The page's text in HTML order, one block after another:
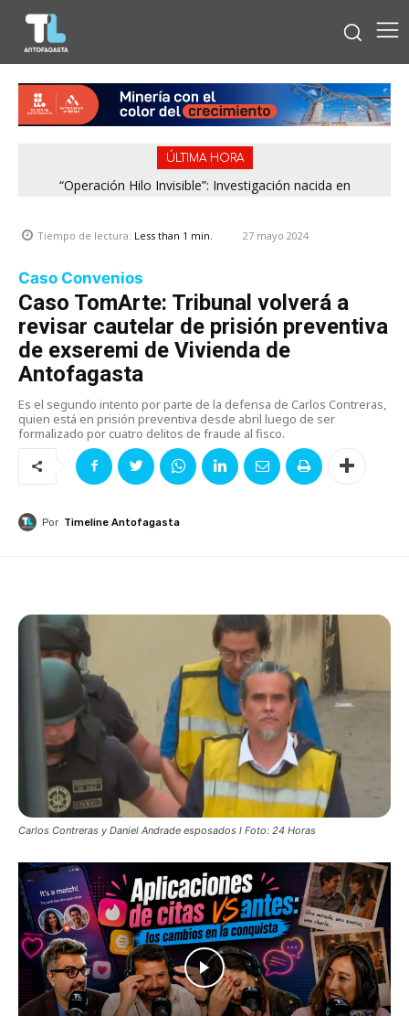
ÚLTIMA HORA
“Operación Hilo Invisible”: Investigación nacida en
Tiempo de lectura: Less than 1 min. 27 mayo 2024
Caso Convenios
Caso TomArte: Tribunal volverá a
revisar cautelar de prisión preventiva
de exseremi de Vivienda de
Antofagasta
Es el segundo intento por parte de la defensa de Carlos Contreras,
quien está en prisión preventiva desde abril luego de ser
formalizado por cuatro delitos de fraude al fisco.
Por Timeline Antofagasta
Carlos Contreras y Daniel Andrade esposados l Foto: 24 Horas